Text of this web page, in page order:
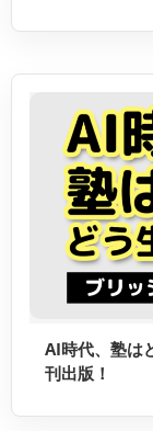
AI時代、塾は
刊出版！